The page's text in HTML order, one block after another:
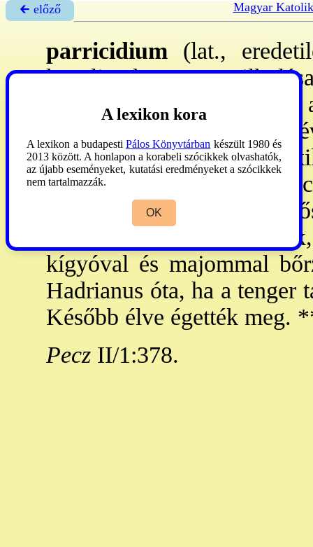
🡰 előző Magyar
parricidium (lat.,
közeli rokon
nemcsak a szülő-,
(Kr. e. 50.)
rokonokat s a patronust,
alá tartozik
. Constantinus
minősítette. Elkövetőjét
vesszőkkel
kígyóval és majommal
Hadrianus óta, ha a tenger
Később élve égették meg.
Pecz II/1:378.
A lexikon kora
A lexikon a budapesti Pálos Könyvtárban készült 1980 és
2013 között. A honlapon a korabeli szócikkek olvashatók,
az újabb eseményeket, kutatási eredményeket a szócikkek
nem tartalmazzák.
OK